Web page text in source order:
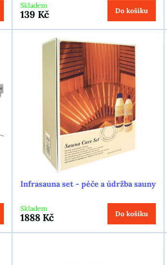
Skladem
139 Kč Do košíku
Infrasauna set - péče a údržba sauny
Skladem
1888 Kč Do košíku